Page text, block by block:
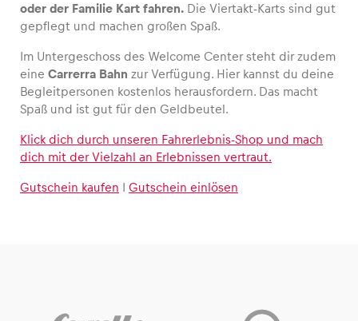
oder der Familie Kart fahren. Die Viertakt-Karts sind gut
gepflegt und machen großen Spaß.
Im Untergeschoss des Welcome Center steht dir zudem
eine Carrerra Bahn zur Verfügung. Hier kannst du deine
Begleitpersonen kostenlos herausfordern. Das macht
Spaß und ist gut für den Geldbeutel.
Klick dich durch unseren Fahrerlebnis-Shop und mach
dich mit der Vielzahl an Erlebnissen vertraut.
Gutschein kaufen I Gutschein einlösen